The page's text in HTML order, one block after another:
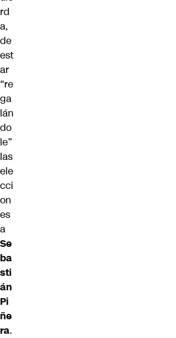
rd
a,
de
est
ar
“re
ga
lán
do
le”
las
ele
cci
on
es
a
Se
ba
sti
án
Pi
ñe
ra.